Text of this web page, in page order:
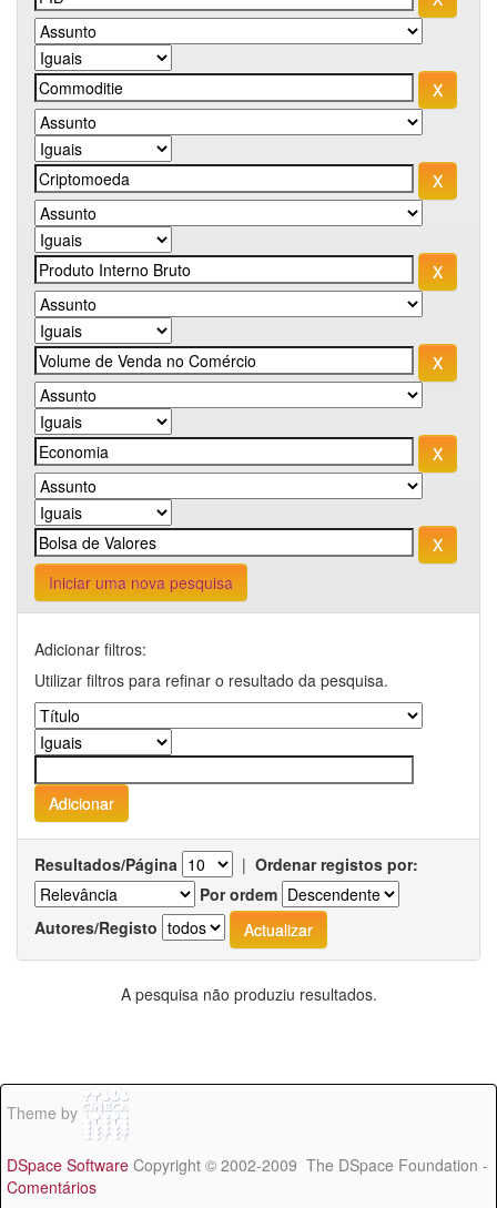
Iniciar uma nova pesquisa
Adicionar filtros:
Utilizar filtros para refinar o resultado da pesquisa.
Resultados/Página | Ordenar registos por:
Por ordem
Autores/Registo
A pesquisa não produziu resultados.
Theme by
DSpace Software Copyright © 2002-2009 The DSpace Foundation -
Comentários